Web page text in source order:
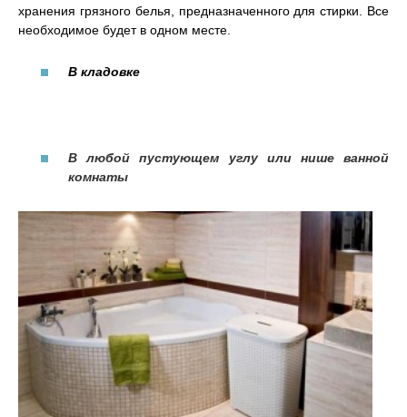
хранения грязного белья, предназначенного для стирки. Все
необходимое будет в одном месте.
В кладовке
В любой пустующем углу или нише ванной
комнаты